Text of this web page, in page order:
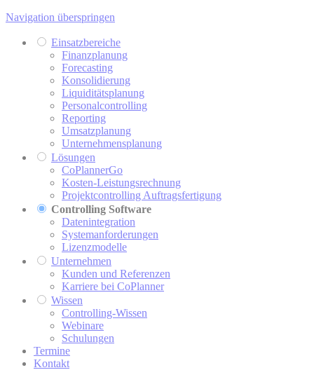
Navigation überspringen
Einsatzbereiche
Finanzplanung
Forecasting
Konsolidierung
Liquiditätsplanung
Personalcontrolling
Reporting
Umsatzplanung
Unternehmensplanung
Lösungen
CoPlannerGo
Kosten-Leistungsrechnung
Projektcontrolling Auftragsfertigung
Controlling Software
Datenintegration
Systemanforderungen
Lizenzmodelle
Unternehmen
Kunden und Referenzen
Karriere bei CoPlanner
Wissen
Controlling-Wissen
Webinare
Schulungen
Termine
Kontakt